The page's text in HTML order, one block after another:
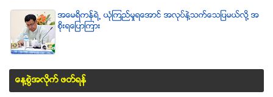
အေမရိကန္ရဲ႕ ယံုၾကည္မႈရေအာင္ အလုပ္နဲ႔သက္ေသျပမယ္လုိ႔ အ
စုိးရေျပာၾကား
ေန႔စြဲအလိုက္ ဖတ္ရန္